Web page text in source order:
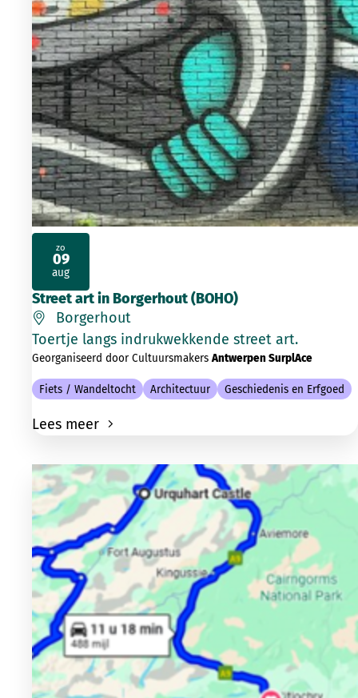
Street art in Borgerhout (BOHO)
Borgerhout
Toertje langs indrukwekkende street art.
Georganiseerd door CultuursmakersAntwerpen SurplAce
Fiets / Wandeltocht Architectuur Geschiedenis en Erfgoed
Lees meer
zo
09
aug
2026